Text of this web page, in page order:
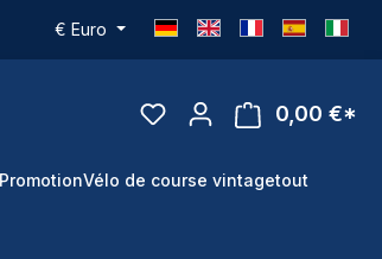
€ Euro
0,00 €*
PromotionVélo de course vintagetout